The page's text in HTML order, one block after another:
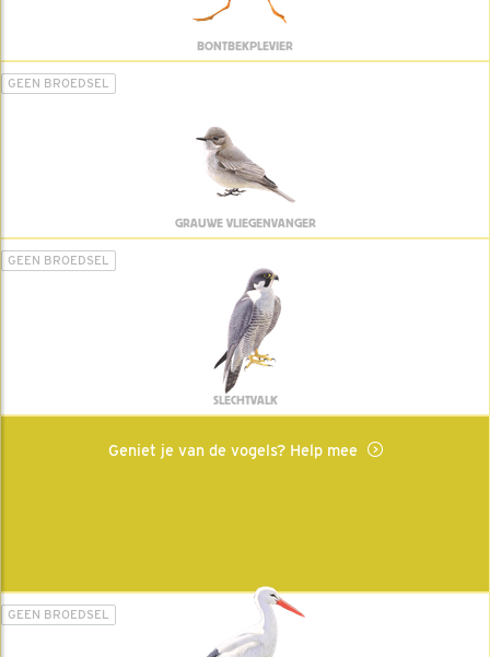
BONTBEKPLEVIER
GEEN BROEDSEL
GRAUWE VLIEGENVANGER
GEEN BROEDSEL
SLECHTVALK
Geniet je van de vogels? Help mee
GEEN BROEDSEL